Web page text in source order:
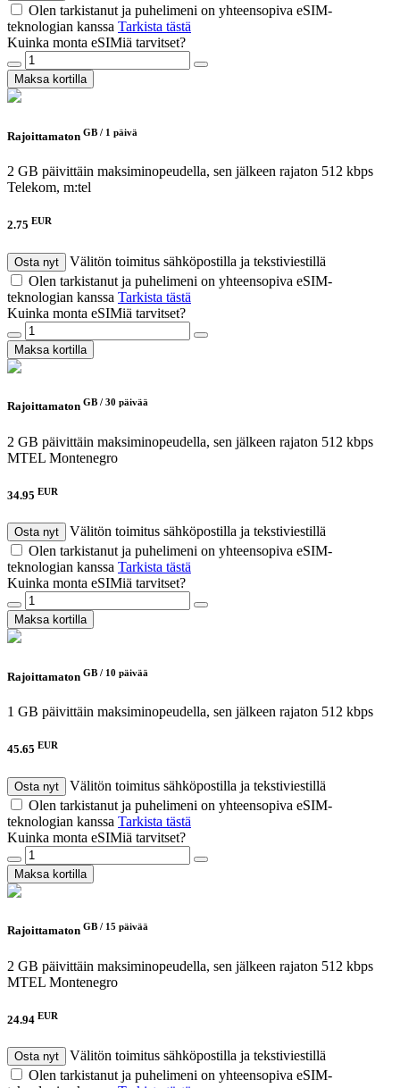
Olen tarkistanut ja puhelimeni on yhteensopiva eSIM-
teknologian kanssa Tarkista tästä
Kuinka monta eSIMiä tarvitset?
Maksa kortilla
Rajoittamaton GB / 1 päivä
2 GB päivittäin maksiminopeudella, sen jälkeen rajaton 512 kbps
Telekom, m:tel
2.75 EUR
Osta nyt
Välitön toimitus sähköpostilla ja tekstiviestillä
Olen tarkistanut ja puhelimeni on yhteensopiva eSIM-
teknologian kanssa Tarkista tästä
Kuinka monta eSIMiä tarvitset?
Maksa kortilla
Rajoittamaton GB / 30 päivää
2 GB päivittäin maksiminopeudella, sen jälkeen rajaton 512 kbps
MTEL Montenegro
34.95 EUR
Osta nyt
Välitön toimitus sähköpostilla ja tekstiviestillä
Olen tarkistanut ja puhelimeni on yhteensopiva eSIM-
teknologian kanssa Tarkista tästä
Kuinka monta eSIMiä tarvitset?
Maksa kortilla
Rajoittamaton GB / 10 päivää
1 GB päivittäin maksiminopeudella, sen jälkeen rajaton 512 kbps
45.65 EUR
Osta nyt
Välitön toimitus sähköpostilla ja tekstiviestillä
Olen tarkistanut ja puhelimeni on yhteensopiva eSIM-
teknologian kanssa Tarkista tästä
Kuinka monta eSIMiä tarvitset?
Maksa kortilla
Rajoittamaton GB / 15 päivää
2 GB päivittäin maksiminopeudella, sen jälkeen rajaton 512 kbps
MTEL Montenegro
24.94 EUR
Osta nyt
Välitön toimitus sähköpostilla ja tekstiviestillä
Olen tarkistanut ja puhelimeni on yhteensopiva eSIM-